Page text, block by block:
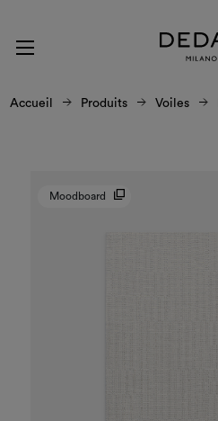
Accueil Produits Voiles
Moodboard